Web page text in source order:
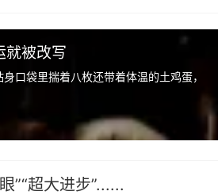
容易肠胃不适。保持平时家常口
饮食支持。
按时休息，学累了可以出门走一走、
就被改写
口袋里揣着八枚还带着体温的土鸡蛋，
”“超大进步”......